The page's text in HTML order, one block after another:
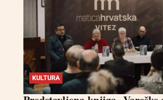
KULTURA